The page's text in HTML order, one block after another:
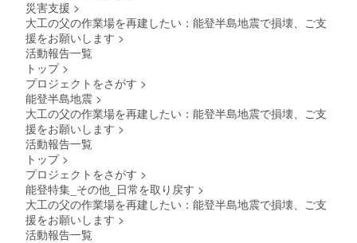
災害支援 >
大工の父の作業場を再建したい：能登半島地震で損壊、ご支
援をお願いします >
活動報告一覧
トップ >
プロジェクトをさがす >
能登半島地震 >
大工の父の作業場を再建したい：能登半島地震で損壊、ご支
援をお願いします >
活動報告一覧
トップ >
プロジェクトをさがす >
能登特集_その他_日常を取り戻す >
大工の父の作業場を再建したい：能登半島地震で損壊、ご支
援をお願いします >
活動報告一覧